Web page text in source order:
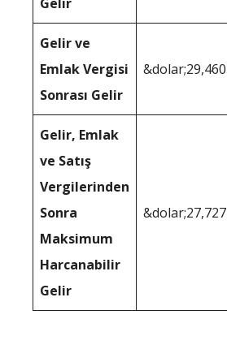
Gelir ve
Emlak Vergisi
Sonrası Gelir
&dolar;29,460
Gelir, Emlak
ve Satış
Vergilerinden
Sonra
Maksimum
Harcanabilir
Gelir
&dolar;27,727